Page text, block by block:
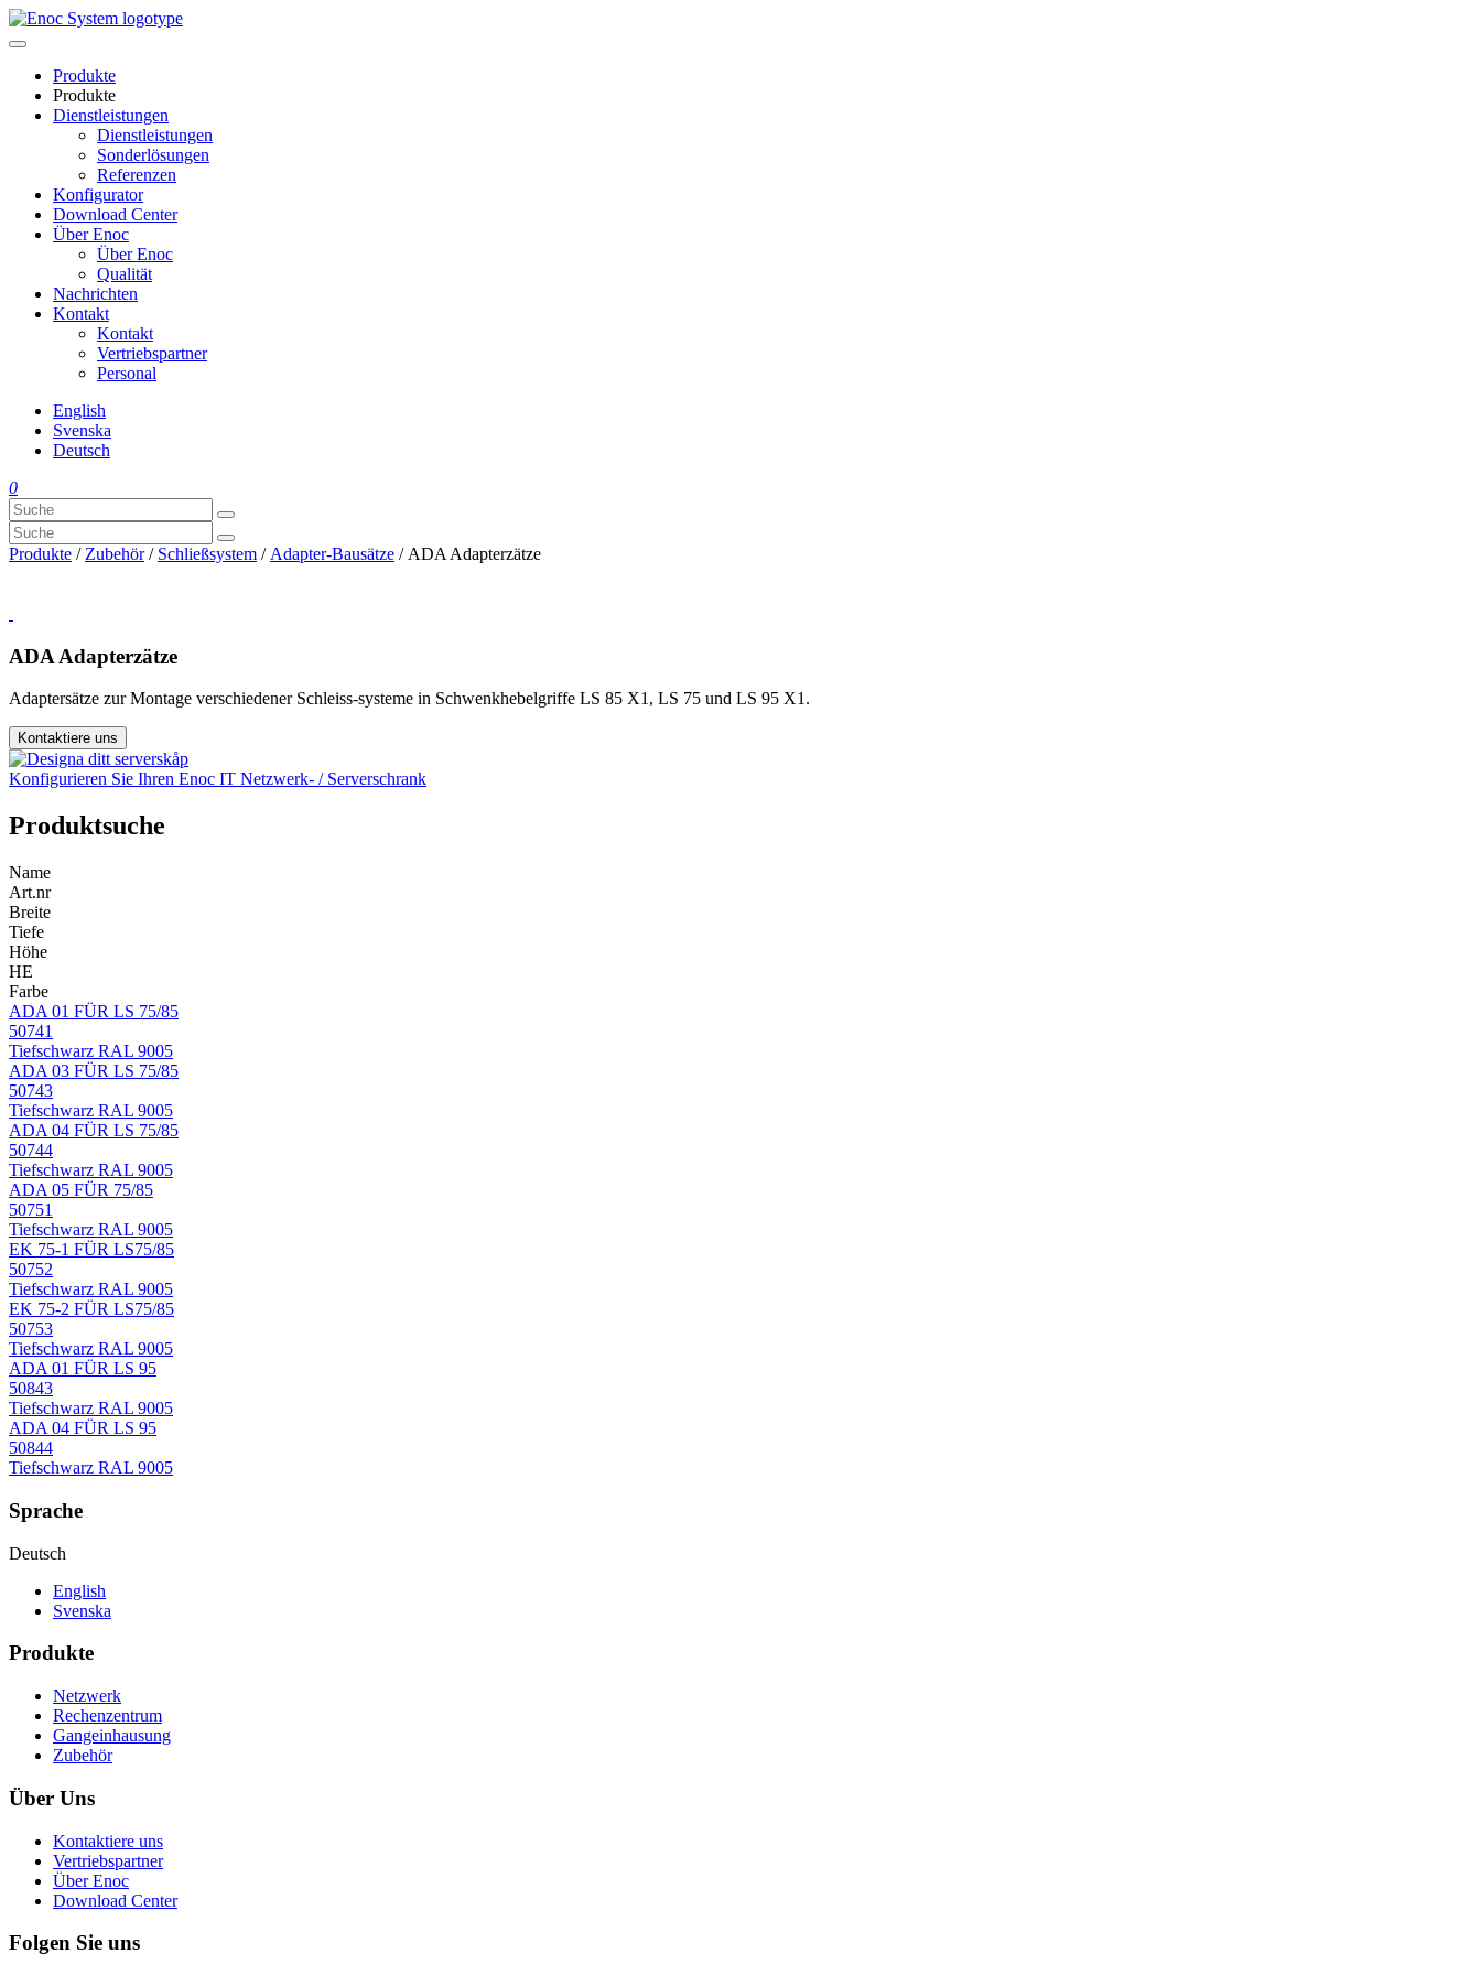
Skip
to
Produkte
Produkte
Dienstleistungen
Dienstleistungen
Sonderlösungen
Referenzen
Konfigurator
Download Center
Über Enoc
Über Enoc
Qualität
Nachrichten
Kontakt
Kontakt
Vertriebspartner
Personal
English
Svenska
Deutsch
0
Produkte / Zubehör/ Schließsystem / Adapter-Bausätze / ADA Adapterzätze
ADA Adapterzätze
Adaptersätze zur Montage verschiedener Schleiss-systeme in Schwenkhebelgriffe LS 85 X1, LS 75 und LS 95 X1.
Kontaktiere uns
Konfigurieren Sie Ihren Enoc IT Netzwerk- / Serverschrank
Produktsuche
Name
Art.nr
Breite
Tiefe
Höhe
HE
Farbe
ADA 01 FÜR LS 75/85
50741
Tiefschwarz RAL 9005
ADA 03 FÜR LS 75/85
50743
Tiefschwarz RAL 9005
ADA 04 FÜR LS 75/85
50744
Tiefschwarz RAL 9005
ADA 05 FÜR 75/85
50751
Tiefschwarz RAL 9005
EK 75-1 FÜR LS75/85
50752
Tiefschwarz RAL 9005
EK 75-2 FÜR LS75/85
50753
Tiefschwarz RAL 9005
ADA 01 FÜR LS 95
50843
Tiefschwarz RAL 9005
ADA 04 FÜR LS 95
50844
Tiefschwarz RAL 9005
Sprache
Deutsch
English
Svenska
Produkte
Netzwerk
Rechenzentrum
Gangeinhausung
Zubehör
Über Uns
Kontaktiere uns
Vertriebspartner
Über Enoc
Download Center
Folgen Sie uns